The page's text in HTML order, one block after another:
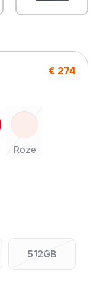
€ 274
Roze
512GB